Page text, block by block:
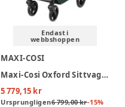
Endast i
webbshoppen
MAXI-COSI
Maxi-Cosi Oxford Sittvagn - Twillic Green
5 779,15 kr
Ursprungligen6 799,00 kr-15%